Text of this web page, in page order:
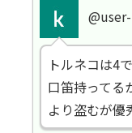
トルネコは4
口笛持ってる
より盗むが優